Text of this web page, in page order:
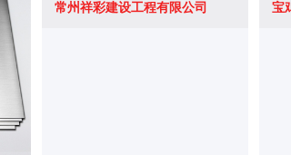
常州祥彩建设工程有限公司